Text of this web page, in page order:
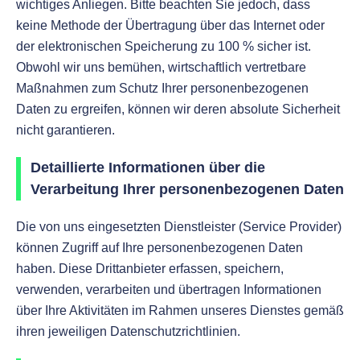
wichtiges Anliegen. Bitte beachten Sie jedoch, dass
keine Methode der Übertragung über das Internet oder
der elektronischen Speicherung zu 100 % sicher ist.
Obwohl wir uns bemühen, wirtschaftlich vertretbare
Maßnahmen zum Schutz Ihrer personenbezogenen
Daten zu ergreifen, können wir deren absolute Sicherheit
nicht garantieren.
Detaillierte Informationen über die
Verarbeitung Ihrer personenbezogenen Daten
Die von uns eingesetzten Dienstleister (Service Provider)
können Zugriff auf Ihre personenbezogenen Daten
haben. Diese Drittanbieter erfassen, speichern,
verwenden, verarbeiten und übertragen Informationen
über Ihre Aktivitäten im Rahmen unseres Dienstes gemäß
ihren jeweiligen Datenschutzrichtlinien.